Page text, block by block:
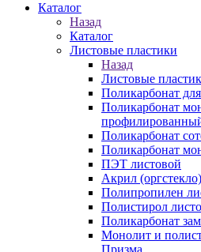
Каталог
Назад
Каталог
Листовые пластики
Назад
Листовые
Поликарбонат
Поликарбонат
Поликарбонат
Поликарбонат
ПЭТ листовой
Акрил (оргстекло)
Полипропилен
Полистирол
Поликарбонат
Монолит и
Призма